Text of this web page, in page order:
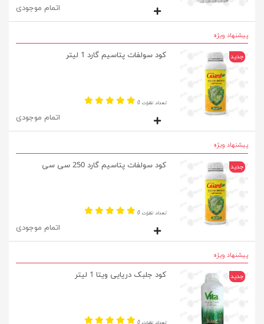
اتمام موجودی
پیشنهاد ویژه
جدید کود سولفات پتاسیم گارد 1 لیتر
تعداد نظرات 0
اتمام موجودی
پیشنهاد ویژه
جدید کود سولفات پتاسیم گارد 250 سی سی
تعداد نظرات 0
اتمام موجودی
پیشنهاد ویژه
جدید کود جلبک دریایی ویتا 1 لیتر